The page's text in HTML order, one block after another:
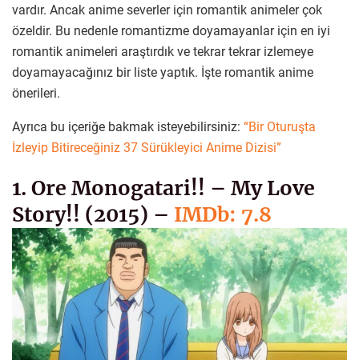
vardır. Ancak anime severler için romantik animeler çok
özeldir. Bu nedenle romantizme doyamayanlar için en iyi
romantik animeleri araştırdık ve tekrar tekrar izlemeye
doyamayacağınız bir liste yaptık. İşte romantik anime
önerileri.
Ayrıca bu içeriğe bakmak isteyebilirsiniz: “Bir Oturuşta
İzleyip Bitireceğiniz 37 Sürükleyici Anime Dizisi”
1. Ore Monogatari!! – My Love
Story!! (2015) – IMDb: 7.8